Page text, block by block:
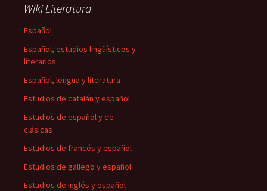
Wiki Literatura
Español
Español, estudios lingüísticos y
literarios
Español, lengua y literatura
Estudios de catalán y español
Estudios de español y de
clásicas
Estudios de francés y español
Estudios de gallego y español
Estudios de inglés y español